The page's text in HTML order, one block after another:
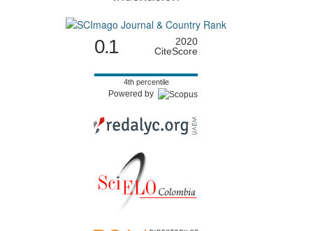
0.1
2020
CiteScore
4th percentile
Powered by